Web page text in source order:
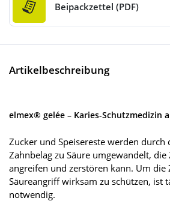
Beipackzettel (PDF)
Artikelbeschreibung
elmex® gelée – Karies-Schutzmedizin
Zucker und Speisereste werden durch
Zahnbelag zu Säure umgewandelt, die
angreifen und zerstören kann. Um die
Säureangriff wirksam zu schützen, ist
notwendig.